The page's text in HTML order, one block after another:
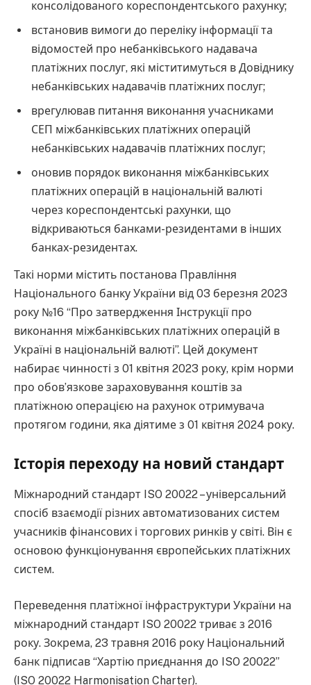
консолідованого кореспондентського рахунку;
встановив вимоги до переліку інформації та
відомостей про небанківського надавача
платіжних послуг, які міститимуться в Довіднику
небанківських надавачів платіжних послуг;
врегулював питання виконання учасниками
СЕП міжбанківських платіжних операцій
небанківських надавачів платіжних послуг;
оновив порядок виконання міжбанківських
платіжних операцій в національній валюті
через кореспондентські рахунки, що
відкриваються банками-резидентами в інших
банках-резидентах.
Такі норми містить постанова Правління
Національного банку України від 03 березня 2023
року №16 “Про затвердження Інструкції про
виконання міжбанківських платіжних операцій в
Україні в національній валюті”. Цей документ
набирає чинності з 01 квітня 2023 року, крім норми
про обов’язкове зараховування коштів за
платіжною операцією на рахунок отримувача
протягом години, яка діятиме з 01 квітня 2024 року.
Історія переходу на новий стандарт
Міжнародний стандарт ISO 20022 – універсальний
спосіб взаємодії різних автоматизованих систем
учасників фінансових і торгових ринків у світі. Він є
основою функціонування європейських платіжних
систем.
Переведення платіжної інфраструктури України на
міжнародний стандарт ISO 20022 триває з 2016
року. Зокрема, 23 травня 2016 року Національний
банк підписав “Хартію приєднання до ISO 20022”
(ISO 20022 Harmonisation Charter).